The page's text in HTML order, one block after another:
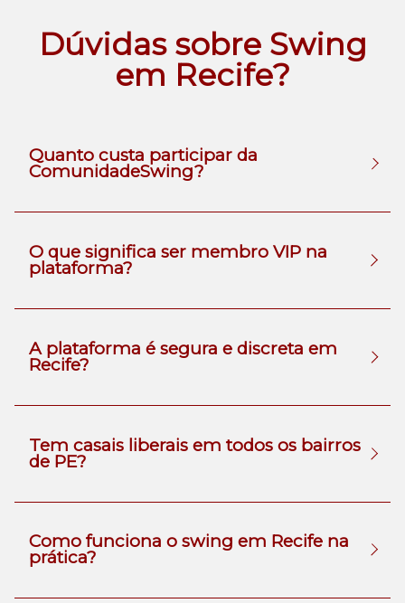
Dúvidas sobre Swing
em Recife?
Quanto custa participar da
ComunidadeSwing?
O que significa ser membro VIP na
plataforma?
A plataforma é segura e discreta em
Recife?
Tem casais liberais em todos os bairros
de PE?
Como funciona o swing em Recife na
prática?